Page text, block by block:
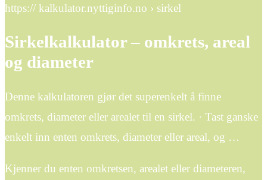
https:// kalkulator.nyttiginfo.no › sirkel
Sirkelkalkulator – omkrets, areal
og diameter
Denne kalkulatoren gjør det superenkelt å finne
omkrets, diameter eller arealet til en sirkel. · Tast ganske
enkelt inn enten omkrets, diameter eller areal, og …
Kjenner du enten omkretsen, arealet eller diameteren,